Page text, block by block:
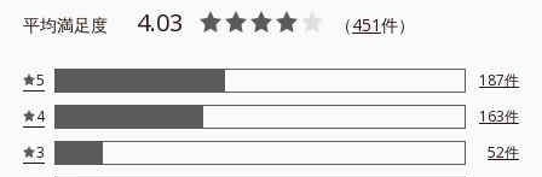
れ防止有効成分●W.H.アミノシールド配合＝肌をすこやかに整える
保湿成分●肌なじみアップ成分配合＝角質柔軟効果のある保湿成分●
アルコールフリー●弱酸性
平均満足度 4.03 （451件）
5 187件
4
163件
3
52件